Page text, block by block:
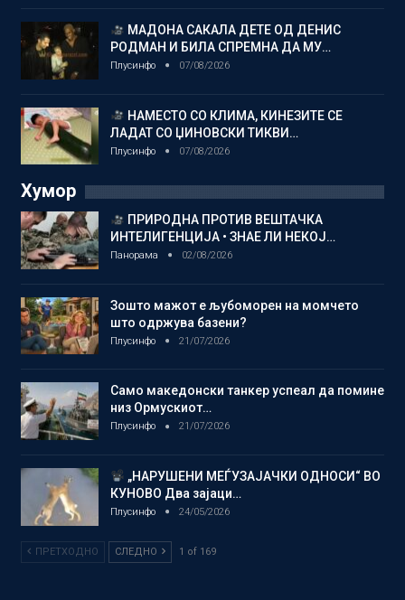
МАДОНА САКАЛА ДЕТЕ ОД ДЕНИС
РОДМАН И БИЛА СПРЕМНА ДА МУ…
Плусинфо 07/08/2026
НАМЕСТО СО КЛИМА, КИНЕЗИТЕ СЕ
ЛАДАТ СО ЏИНОВСКИ ТИКВИ…
Плусинфо 07/08/2026
Хумор
ПРИРОДНА ПРОТИВ ВЕШТАЧКА
ИНТЕЛИГЕНЦИЈА • ЗНАЕ ЛИ НЕКОЈ…
Панорама 02/08/2026
Зошто мажот е љубоморен на момчето
што одржува базени?
Плусинфо 21/07/2026
Само македонски танкер успеал да помине
низ Ормускиот…
Плусинфо 21/07/2026
„НАРУШЕНИ МЕЃУЗАЈАЧКИ ОДНОСИ“ ВО
КУНОВО Два зајаци…
Плусинфо 24/05/2026
ПРЕТХОДНО СЛЕДНО 1 of 169